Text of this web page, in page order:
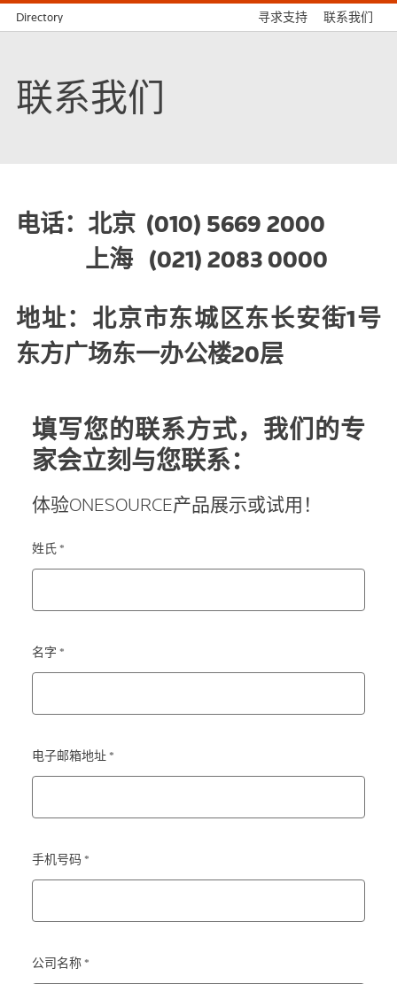
Directory 寻求支持 联系我们
联系我们
电话：北京 (010) 5669 2000
上海 (021) 2083 0000
地址：北京市东城区东长安街1号
东方广场东一办公楼20层
填写您的联系方式，我们的专
家会立刻与您联系：
体验ONESOURCE产品展示或试用！
姓氏 *
名字 *
电子邮箱地址 *
手机号码 *
公司名称 *